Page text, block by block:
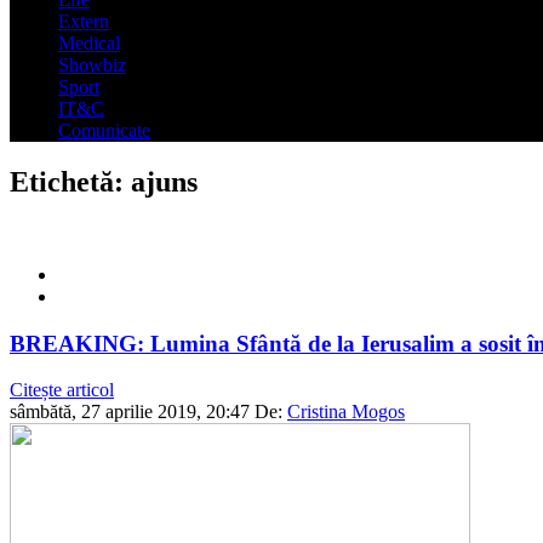
Extern
Medical
Showbiz
Sport
IT&C
Comunicate
Etichetă: ajuns
BREAKING: Lumina Sfântă de la Ierusalim a sosit
Citește articol
sâmbătă, 27 aprilie 2019, 20:47 De: Cristina Mogos